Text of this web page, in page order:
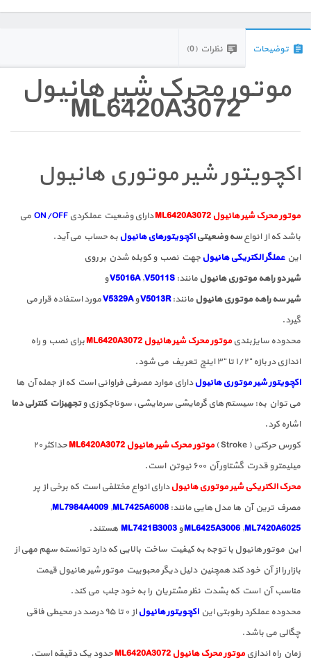
توضیحات نظرات (0)
موتور محرک شیر هانیول
ML6420A3072
اکچویتور شیر موتوری هانیول
موتور محرک شیر هانیول ML6420A3072 دارای وضعیت عملکردی ON/OFF می
باشد که از انواعسه وضعیتی اکچویتورهای هانیول به حساب می آید.
اینعملگر الکتریکی هانیول جهت نصب و کوبله شدن بر روی
شیر دو راهه موتوری هانیول مانند: V5011S
,
V5016Aو
شیر سه راهه موتوری هانیول مانند:V5013RوV5329Aمورد استفاده قرار می
گیرد.
محدوده سایزبندیموتور محرک شیر هانیول ML6420A3072
برای نصب و راه
اندازی در بازه “۱/۲ تا “۳ اینچ تعریف می شود.
اکچویتور شیر موتوری هانیولدارای موارد مصرفی فراوانی است که از جمله آن ها
می توان به: سیستم های گرمایشی سرمایشی، سوناجکوزی وتجهیزات کنترلی دما
اشاره کرد.
کورس حرکتی ( Stroke )
موتور محرک شیر هانیول ML6420A3072
حداکثر ۲۰
میلیمتر و قدرت گشتاور آن ۶۰۰ نیوتن است.
محرک الکتریکی شیر موتوری هانیولدارای انواع مختلفی است که برخی از پر
مصرف ترین آن ها مدل هایی مانند: ML7425A6008
,
ML7984A4009
,
ML7420A6025
,
ML6425A3006وML7421B3003 هستند.
این موتور هانیول با توجه به کیفیت ساخت بالایی که دارد توانسته سهم مهی از
بازار را از آن خود کند همچنین دلیل دیگر محبوبیت موتور شیر هانیول قیمت
مناسب آن است که بشدت نظر مشتریان را به خود جلب می کند.
محدوده عملکرد رطوبتی ایناکچویتور هانیول
از ۰ تا ۹۵ درصد در محیطی فاقی
چگالی می باشد.
زمان راه اندازیموتور محرک هانیول ML6420A3072 حدود یک دقیقه است.